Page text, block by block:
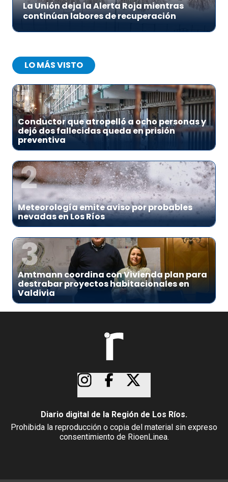
La Unión deja la Alerta Roja mientras
continúan labores de recuperación
LO MÁS VISTO
1
Conductor que atropelló a ocho personas y
dejó dos fallecidas queda en prisión
preventiva
2
Meteorología emite aviso por probables
nevadas en Los Ríos
3
Amtmann coordina con Vivienda plan para
destrabar proyectos habitacionales en
Valdivia
Diario digital de la Región de Los Ríos.
Prohibida la reproducción o copia del material sin expreso
consentimiento de RioenLinea.